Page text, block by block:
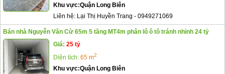
Khu vực:Quận Long Biên
Liên hệ: Lại Thị Huyền Trang - 0949271069
Bán nhà Nguyễn Văn Cừ 65m 5 tầng MT4m phân lô ô tô tránh nhỉnh 24 tỷ
Giá: 25 tỷ
Diện tích: 65 m2
Khu vực:Quận Long Biên